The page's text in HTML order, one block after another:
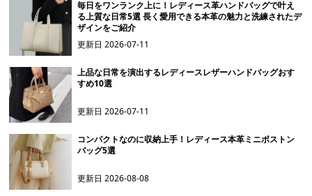
毎日をワンランク上に！レディース革ハンドバッグで叶え
る上質な日常5選 長く愛用できる本革の魅力と洗練されたデ
ザインをご紹介
更新日2026-07-11
上品な日常を演出するレディースレザーハンドバッグおす
すめ10選
更新日2026-07-11
コンパクトなのに収納上手！レディース本革ミニボストン
バッグ5選
更新日2026-08-08